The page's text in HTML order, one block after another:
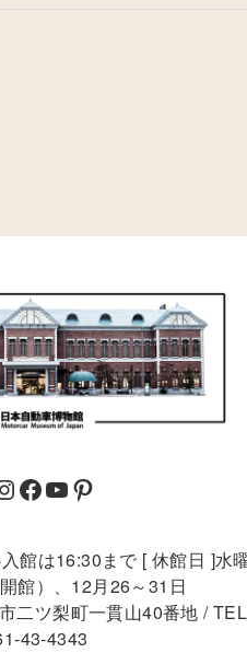
館は16:30まで [ 休館日 ]水
館）、12月26～31日
二ツ梨町一貫山40番地 /
43-4343